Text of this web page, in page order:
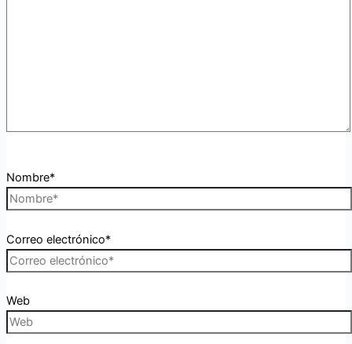
Nombre*
Correo electrónico*
Web